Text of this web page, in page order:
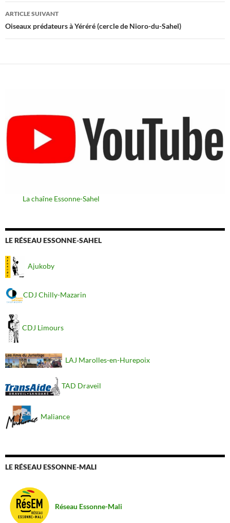
articles
ARTICLE SUIVANT
Oiseaux prédateurs à Yéréré (cercle de Nioro-du-Sahel)
La chaîne Essonne-Sahel
LE RÉSEAU ESSONNE-SAHEL
Ajukoby
CDJ Chilly-Mazarin
CDJ Limours
LAJ Marolles-en-Hurepoix
TAD Draveil
Maliance
LE RÉSEAU ESSONNE-MALI
Réseau Essonne-Mali